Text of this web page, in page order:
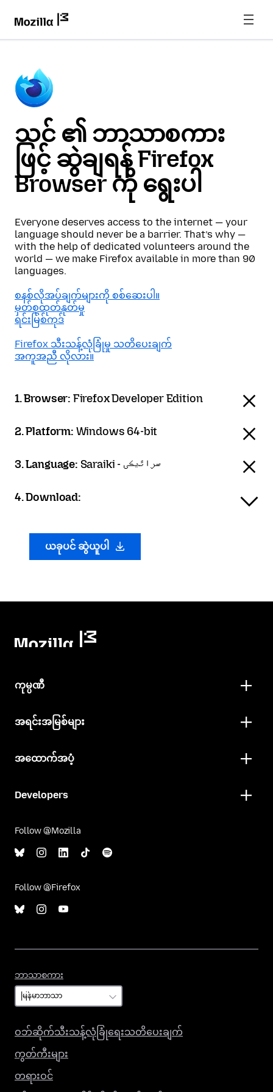
သင် ၏ ဘာသာစကား
ဖြင့် ဆွဲချရန် Firefox
Browser ကို ရွေးပါ
Everyone deserves access to the internet — your
language should never be a barrier. That’s why —
with the help of dedicated volunteers around the
world — we make Firefox available in more than 90
languages.
စနစ်လိုအပ်ချက်များကို စစ်ဆေးပါ။
မှတ်စုထုတ်နုတ်မှု
ရင်းမြစ်ကုဒ်
Firefox သီးသန့်လုံခြုံမှု သတိပေးချက်
အကူအညီ လိုလား။
1. Browser: Firefox Developer Edition
2. Platform: Windows 64-bit
3. Language: Saraiki - سرائیکی
4. Download:
ယခုပင် ဆွဲယူပါ
ကုမ္ပဏီ
အရင်းအမြစ်များ
အထောက်အပံ့
Developers
Follow @Mozilla
Follow @Firefox
ဘာသာစကား
ဝဘ်ဆိုက်သီးသန့်လုံခြုံရေးသတိပေးချက်
ကွတ်ကီးများ
တရားဝင်